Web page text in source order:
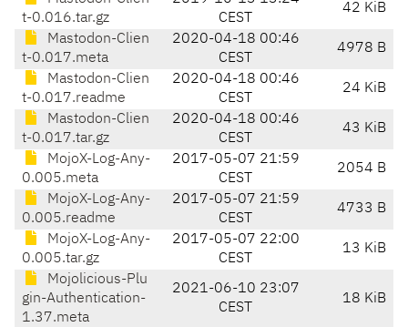
t-0.016.tar.gz
CEST
42 KiB
Mastodon-Clien
t-0.017.meta
2020-04-18 00:46
CEST
4978 B
Mastodon-Clien
t-0.017.readme
2020-04-18 00:46
CEST
24 KiB
Mastodon-Clien
t-0.017.tar.gz
2020-04-18 00:46
CEST
43 KiB
MojoX-Log-Any-
0.005.meta
2017-05-07 21:59
CEST
2054 B
MojoX-Log-Any-
0.005.readme
2017-05-07 21:59
CEST
4733 B
MojoX-Log-Any-
0.005.tar.gz
2017-05-07 22:00
CEST
13 KiB
Mojolicious-Plu
gin-Authentication-
1.37.meta
2021-06-10 23:07
CEST
18 KiB